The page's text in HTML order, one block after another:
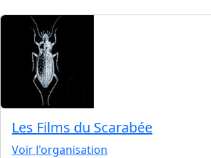
Les Films du Scarabée
Voir l'organisation